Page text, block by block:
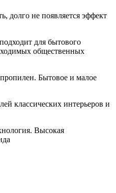
долго не появляется эффект
для бытового
общественных
Бытовое и малое
классических интерьеров и
Высокая